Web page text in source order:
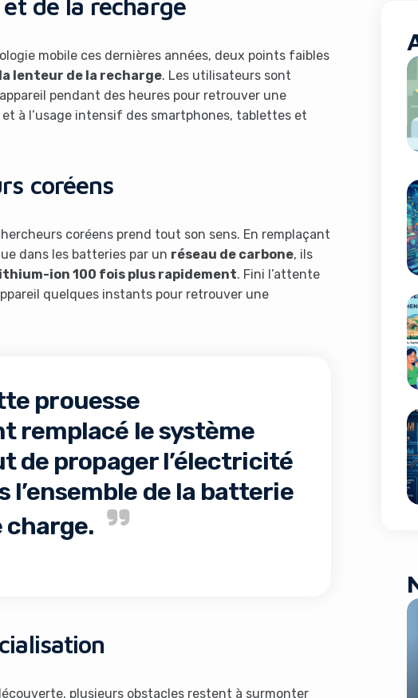
mobile ces dernières années, deux points faibles
la lenteur de la recharge. Les utilisateurs sont
pendant des heures pour retrouver une
à l’usage intensif des smartphones, tablettes et
coréens
coréens prend tout son sens. En remplaçant
dans les batteries par un réseau de carbone, ils
ion 100 fois plus rapidement. Fini l’attente
quelques instants pour retrouver une
prouesse
remplacé le système
de propager l’électricité
de la batterie
plusieurs obstacles restent à surmonter